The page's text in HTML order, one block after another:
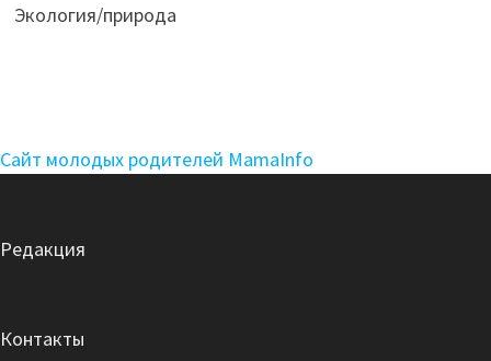
Экология/природа
Сайт молодых родителей MamaInfo
Редакция
Контакты